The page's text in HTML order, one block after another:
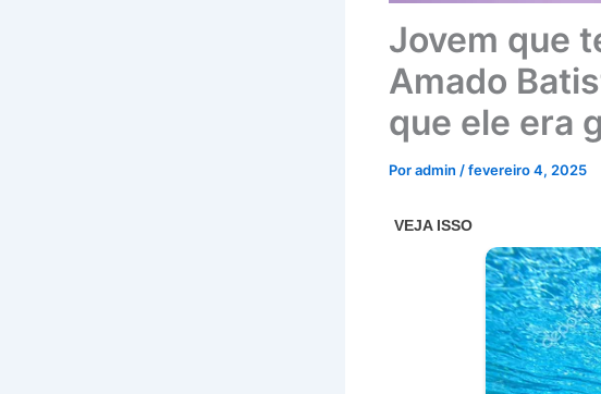
Jovem que
Amado
que ele era
Poradmin /fevereiro 4, 2025